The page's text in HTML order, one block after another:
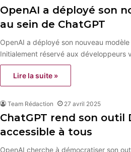
OpenAI a déployé son
au sein de ChatGPT
OpenAI a déployé son nouveau
Initialement réservé aux développeurs
Lire la suite »
Team Rédaction 27 avril 2025
ChatGPT rend son outil
accessible à tous
OpenAI cherche à démocratiser son